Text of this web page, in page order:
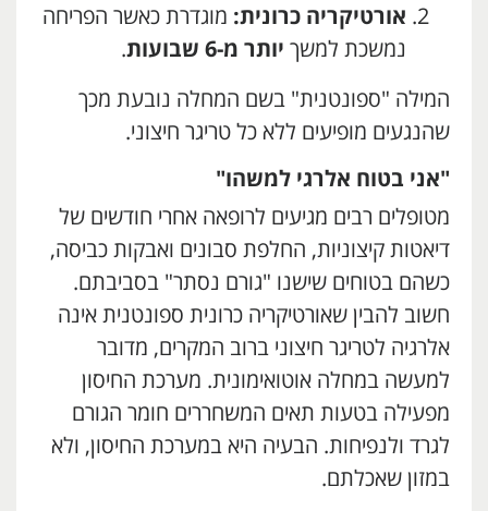
אורטיקריה כרונית: מוגדרת כאשר הפריחה
נמשכת למשך יותר מ-6 שבועות
.
המילה "ספונטנית" בשם המחלה נובעת מכך
שהנגעים מופיעים ללא כל טריגר חיצוני.
"אני בטוח אלרגי למשהו"
מטופלים רבים מגיעים לרופאה אחרי חודשים של
דיאטות קיצוניות, החלפת סבונים ואבקות כביסה,
כשהם בטוחים שישנו "גורם נסתר" בסביבתם.
חשוב להבין שאורטיקריה כרונית ספונטנית אינה
אלרגיה לטריגר חיצוני ברוב המקרים, מדובר
למעשה במחלה אוטואימונית. מערכת החיסון
מפעילה בטעות תאים המשחררים חומר הגורם
לגרד ולנפיחות. הבעיה היא במערכת החיסון, ולא
במזון שאכלתם.